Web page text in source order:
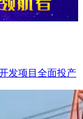
发项目全面投产